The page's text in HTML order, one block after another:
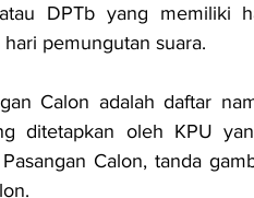
DPTb yang memiliki
pemungutan suara.
Calon adalah daftar
ditetapkan oleh KPU
Calon, tanda